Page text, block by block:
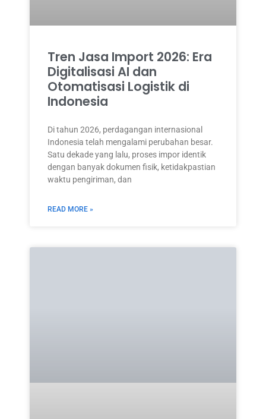
Tren Jasa Import 2026: Era
Digitalisasi AI dan
Otomatisasi Logistik di
Indonesia
Di tahun 2026, perdagangan internasional
Indonesia telah mengalami perubahan besar.
Satu dekade yang lalu, proses impor identik
dengan banyak dokumen fisik, ketidakpastian
waktu pengiriman, dan
READ MORE »